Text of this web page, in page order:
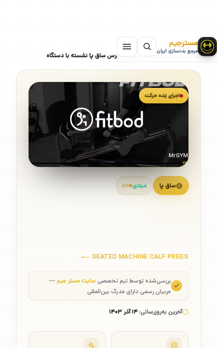
مسترجیم
مرجع بدنسازی ایران
سایت بدنسازی»حرکات ساق پا»پرس ساق پا نشسته با دستگاه
ساق پا مبتدی
SEATED MACHINE CALF PRESS
بررسی‌شده توسط تیم تخصصیسایت مستر جیم—
مربیان رسمی دارای مدرک بین‌المللی
آخرین به‌روزرسانی:۱۴ آذر ۱۴۰۳
اجرای زنده حرکت
MrGYM